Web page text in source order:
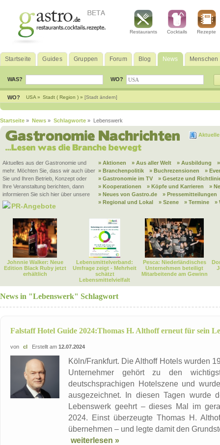
Restaurants Cocktails Rezepte
Startseite Guides Gruppen Forum Blog News Menschen
WAS? WO?
WO? USA » Stadt ( Region ) » [Stadt ändern]
Startseite » News » Schlagworte » Lebenswerk
Aktuelles aus der Gastronomie und
mehr. Möchten Sie, dass wir auch über
Sie und Ihren Betrieb, Konzept oder
Ihre Veranstaltung berichten, dann
informieren Sie sich hier über unsere
PR-Angebote
» Aktionen » Aus aller Welt » Ausbildung
» Branchenpolitik
» Buchrezensionen
»
» Gastronomie im TV
» Gesetze und
» Kooperationen
» Köpfe und Karrieren
»
» Neues von Gastro.de
» Pressemitteilungen
» Regional und Lokal
» Szene » Termine »
Johnnie Walker: Neue
Edition Black Ruby jetzt
erhältlich
Lebensmittelverband:
Umfrage zeigt - Mehrheit
schätzt
Lebensmittelvielfalt
Pesca: Niederländisches
Unternehmen beteiligt
Mitarbeitende am Gewinn
News in "Lebenswerk" Schlagwort
Falstaff Hotel Guide 2024:Thomas H. Althoff erneut für sein
von cl Erstellt am 12.07.2024
Köln/Frankfurt. Die Althoff Hotels wurden
Unternehmer gehört zu den
deutschsprachigen Hotelszene und
ausgezeichnet. In diesen Tagen wurde
Lebenswerk geehrt – dieses Mal im
2024. Einst überzeugte Thomas H.
übernehmen – und legte damit den
weiterlesen »